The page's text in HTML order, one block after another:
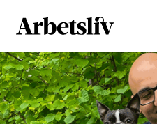
Hoppa till huvudinnehållet